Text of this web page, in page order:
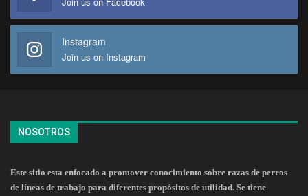
Instagram
Join us on Instagram
NOSOTROS
Este sitio esta enfocado a promover conocimiento sobre razas de perros
de líneas de trabajo para diferentes propósitos de utilidad. Se tiene